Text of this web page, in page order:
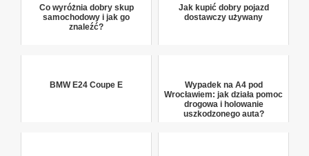
Co wyróżnia dobry skup
samochodowy i jak go
znaleźć?
Jak kupić dobry pojazd
dostawczy używany
BMW E24 Coupe E
Wypadek na A4 pod
Wrocławiem: jak działa pomoc
drogowa i holowanie
uszkodzonego auta?